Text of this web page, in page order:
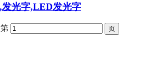
光字,LED发光字